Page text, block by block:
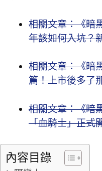
相關文章：《暗
年該如何入坑？
相關文章：《暗
篇！上市後多了
相關文章：《暗
「血騎士」正式
內容目錄